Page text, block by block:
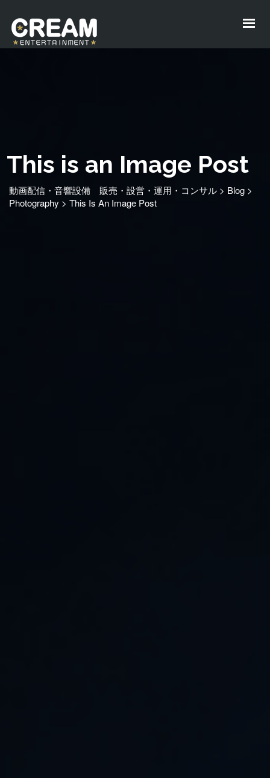
This is an Image Post
動画配信・音響設備 販売・設営・運用・コンサル > Blog >
Photography > This Is An Image Post